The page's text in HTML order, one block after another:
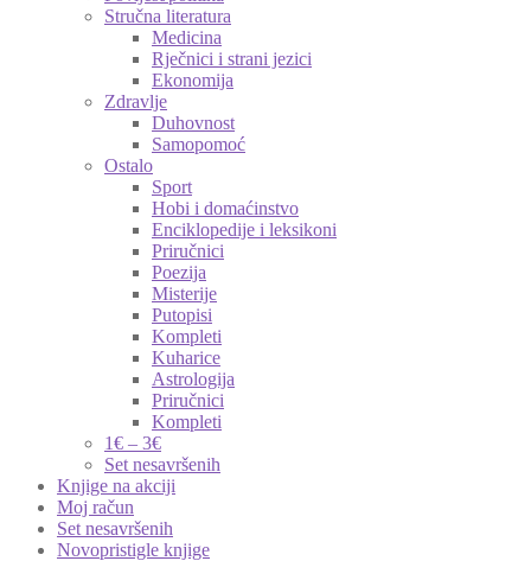
Stručna literatura
Medicina
Rječnici i strani jezici
Ekonomija
Zdravlje
Duhovnost
Samopomoć
Ostalo
Sport
Hobi i domaćinstvo
Enciklopedije i leksikoni
Priručnici
Poezija
Misterije
Putopisi
Kompleti
Kuharice
Astrologija
Priručnici
Kompleti
1€ – 3€
Set nesavršenih
Knjige na akciji
Moj račun
Set nesavršenih
Novopristigle knjige